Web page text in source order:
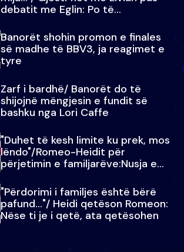
debatit me Eglin: Po të
Banorët shohin promon e finales
së madhe të BBV3, ja reagimet e
tyre
Zarf i bardhë/ Banorët do të
shijojnë mëngjesin e fundit së
bashku nga Lori Caffe
"Duhet të kesh limite ku prek, mos
lëndo"/Romeo-Heidit për
përjetimin e familjarëve:Nusja e
"Përdorimi i familjes është bërë
pafund…"/ Heidi qetëson Romeon:
Nëse ti je i qetë, ata qetësohen